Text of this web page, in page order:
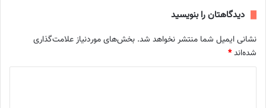
دیدگاهتان را بنویسید
نشانی ایمیل شما منتشر نخواهد شد. بخش‌های موردنیاز علامت‌گذاری
شده‌اند*